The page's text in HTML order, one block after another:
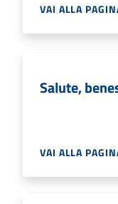
VAI ALLA
Salute,
VAI ALLA